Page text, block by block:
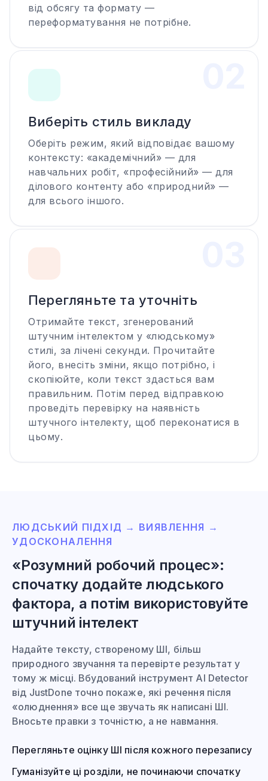
від обсягу та формату —
переформатування не потрібне.
Виберіть стиль викладу
Оберіть режим, який відповідає вашому
контексту: «академічний» — для
навчальних робіт, «професійний» — для
ділового контенту або «природний» —
для всього іншого.
Перегляньте та уточніть
Отримайте текст, згенерований
штучним інтелектом у «людському»
стилі, за лічені секунди. Прочитайте
його, внесіть зміни, якщо потрібно, і
скопіюйте, коли текст здасться вам
правильним. Потім перед відправкою
проведіть перевірку на наявність
штучного інтелекту, щоб переконатися в
цьому.
ЛЮДСЬКИЙ ПІДХІД → ВИЯВЛЕННЯ →
УДОСКОНАЛЕННЯ
«Розумний робочий процес»:
спочатку додайте людського
фактора, а потім використовуйте
штучний інтелект
Надайте тексту, створеному ШІ, більш
природного звучання та перевірте результат у
тому ж місці. Вбудований інструмент AI Detector
від JustDone точно покаже, які речення після
«олюднення» все ще звучать як написані ШІ.
Вносьте правки з точністю, а не навмання.
Перегляньте оцінку ШІ після кожного перезапису
Гуманізуйте ці розділи, не починаючи спочатку